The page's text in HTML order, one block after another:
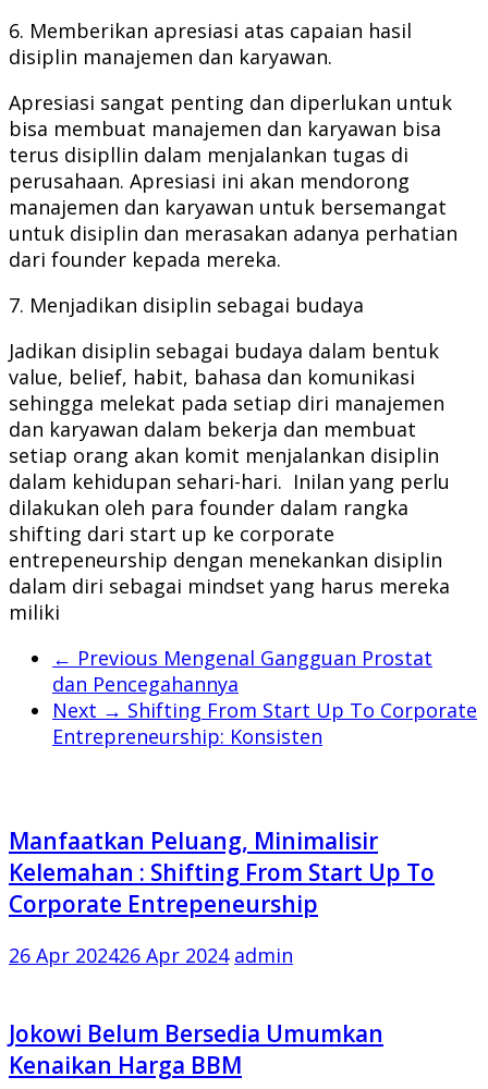
6. Memberikan apresiasi atas capaian hasil
disiplin manajemen dan karyawan.
Apresiasi sangat penting dan diperlukan untuk
bisa membuat manajemen dan karyawan bisa
terus disipllin dalam menjalankan tugas di
perusahaan. Apresiasi ini akan mendorong
manajemen dan karyawan untuk bersemangat
untuk disiplin dan merasakan adanya perhatian
dari founder kepada mereka.
7. Menjadikan disiplin sebagai budaya
Jadikan disiplin sebagai budaya dalam bentuk
value, belief, habit, bahasa dan komunikasi
sehingga melekat pada setiap diri manajemen
dan karyawan dalam bekerja dan membuat
setiap orang akan komit menjalankan disiplin
dalam kehidupan sehari-hari. Inilan yang perlu
dilakukan oleh para founder dalam rangka
shifting dari start up ke corporate
entrepeneurship dengan menekankan disiplin
dalam diri sebagai mindset yang harus mereka
miliki
← Previous Mengenal Gangguan Prostat
dan Pencegahannya
Next → Shifting From Start Up To Corporate
Entrepreneurship: Konsisten
Manfaatkan Peluang, Minimalisir
Kelemahan : Shifting From Start Up To
Corporate Entrepeneurship
26 Apr 202426 Apr 2024 admin
Jokowi Belum Bersedia Umumkan
Kenaikan Harga BBM